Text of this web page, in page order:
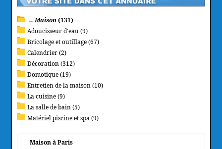
.. Maison(131)
Adoucisseur d'eau (9)
Bricolage et outillage (67)
Calendrier (2)
Décoration (312)
Domotique (19)
Entretien de la maison (10)
La cuisine (9)
La salle de bain (5)
Matériel piscine et spa (9)
Maison à Paris